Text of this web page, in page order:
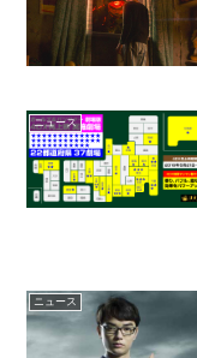
ニュース
ニュース